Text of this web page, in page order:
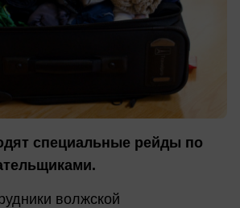
специальные рейды по
волжской